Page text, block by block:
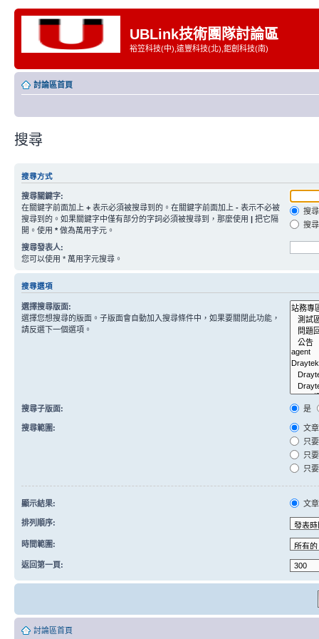
UBLink技術團隊討論區
裕笠科技(中),遠豐科技(北),鉅創科技(南)
討論區首頁
搜尋
搜尋方式
搜尋關鍵字:
在關鍵字前面加上 + 表示必須被搜尋到的。在關鍵字前面加上 - 表示不必被
搜尋到的。如果關鍵字中僅有部分的字詞必須被搜尋到，那麼使用 | 把它隔
開。使用 * 做為萬用字元。
搜
搜
搜尋發表人:
您可以使用 * 萬用字元搜尋。
搜尋選項
選擇搜尋版面:
選擇您想搜尋的版面。子版面會自動加入搜尋條件中，如果要關閉此功能，
請反選下一個選項。
搜尋子版面: 是
搜尋範圍:
文
只
只
只
顯示結果: 文章
排列順序:
時間範圍:
返回第一頁:
討論區首頁